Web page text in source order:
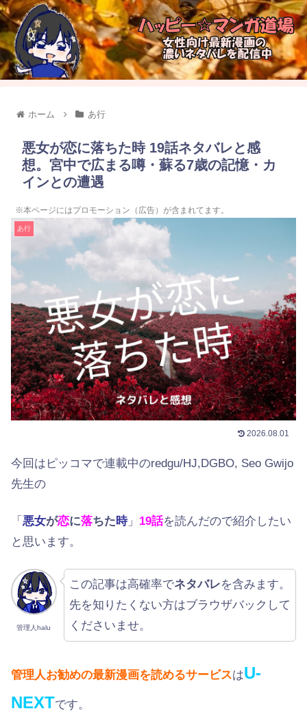
ホーム あ行
悪女が恋に落ちた時 19話ネタバレと感
想。宮中で広まる噂・蘇る7歳の記憶・カ
インとの遭遇
※本ページにはプロモーション（広告）が含まれてます。
あ行
2026.08.01
今回はピッコマで連載中のredgu/HJ,DGBO, Seo Gwijo
先生の
「 悪女が恋に落ちた時」 19話を読んだので紹介したい
と思います。
管理人halu
この記事は高確率でネタバレを含みます。
先を知りたくない方はブラウザバックして
くださいませ。
管理人お勧めの最新漫画を読めるサービスはU-
NEXTです。